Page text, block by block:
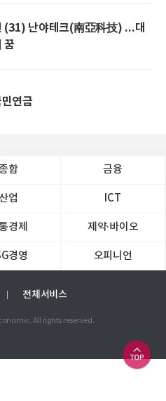
(31) 난야테크(南亞科技) ...대
꿈
연금
합 금융
산업 ICT
경제 제약∙바이오
경영 오피니언
전체서비스
All rights reserved.